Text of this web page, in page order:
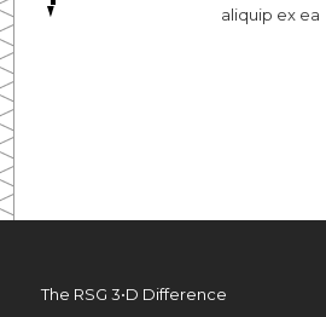
aliquip ex ea
cillum dolore
Excepteur sint
The RSG 3•D Difference